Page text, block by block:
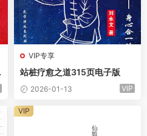
VIP专享
站桩疗愈之道315页电子版
2026-01-13 VIP
VIP